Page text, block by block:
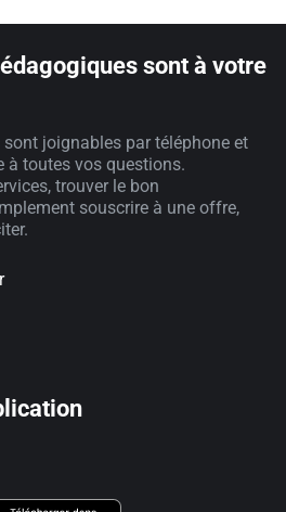
sont à votre
joignables par téléphone et
à toutes vos questions.
trouver le bon
souscrire à une offre,